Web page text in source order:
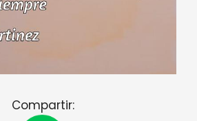
Compartir: